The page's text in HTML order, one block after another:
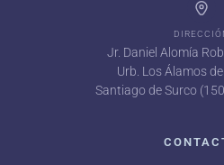
Jr. Daniel Alomía
Urb. Los Álamos
Santiago de Surco